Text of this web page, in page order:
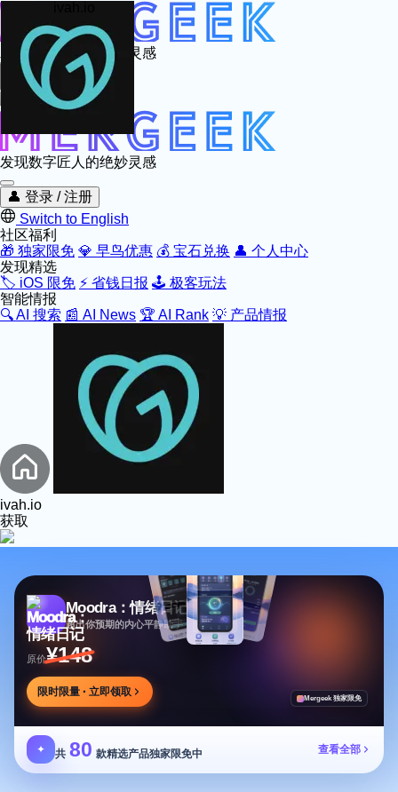
发现数字匠人的绝妙灵感
发现数字匠人的绝妙灵感
👤 登录 / 注册
Switch to English
社区福利
🎁 独家限免 💎 早鸟优惠 💰 宝石兑换 👤 个人中心
发现精选
🏷️ iOS 限免 ⚡ 省钱日报 🕹️ 极客玩法
智能情报
🔍AI 搜索 📰 AI News 🏆 AI Rank 💡 产品情报
ivah.io
获取
Moodra：情绪日记
超出你预期的内心平静助手
原价¥148
限时限量 · 立即领取
Mergeek 独家限免
✦ 共 80 款精选产品独家限免中 查看全部